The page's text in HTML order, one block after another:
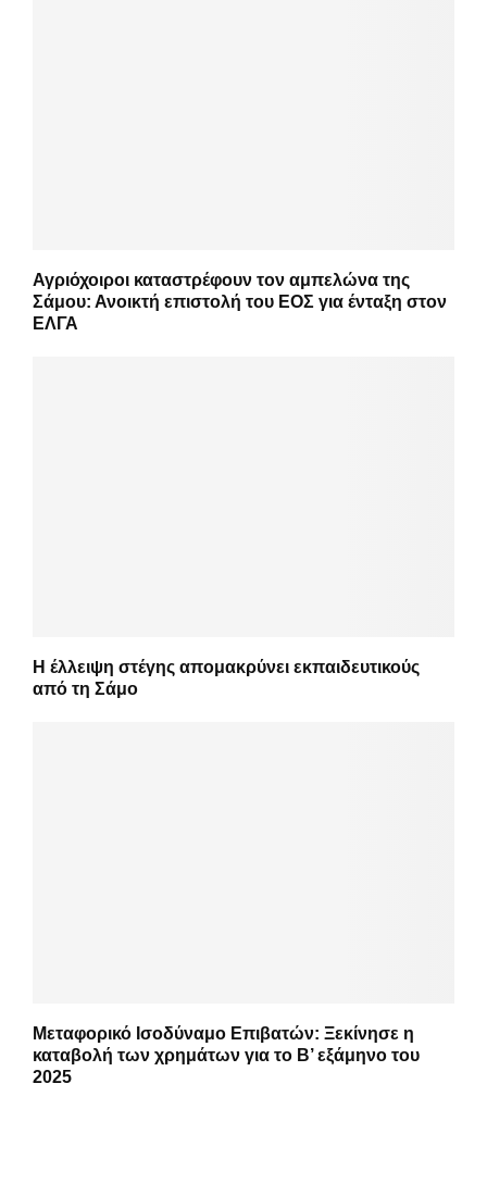
Αγριόχοιροι καταστρέφουν τον αμπελώνα της
Σάμου: Ανοικτή επιστολή του ΕΟΣ για ένταξη στον
ΕΛΓΑ
Η έλλειψη στέγης απομακρύνει εκπαιδευτικούς
από τη Σάμο
Μεταφορικό Ισοδύναμο Επιβατών: Ξεκίνησε η
καταβολή των χρημάτων για το Β’ εξάμηνο του
2025